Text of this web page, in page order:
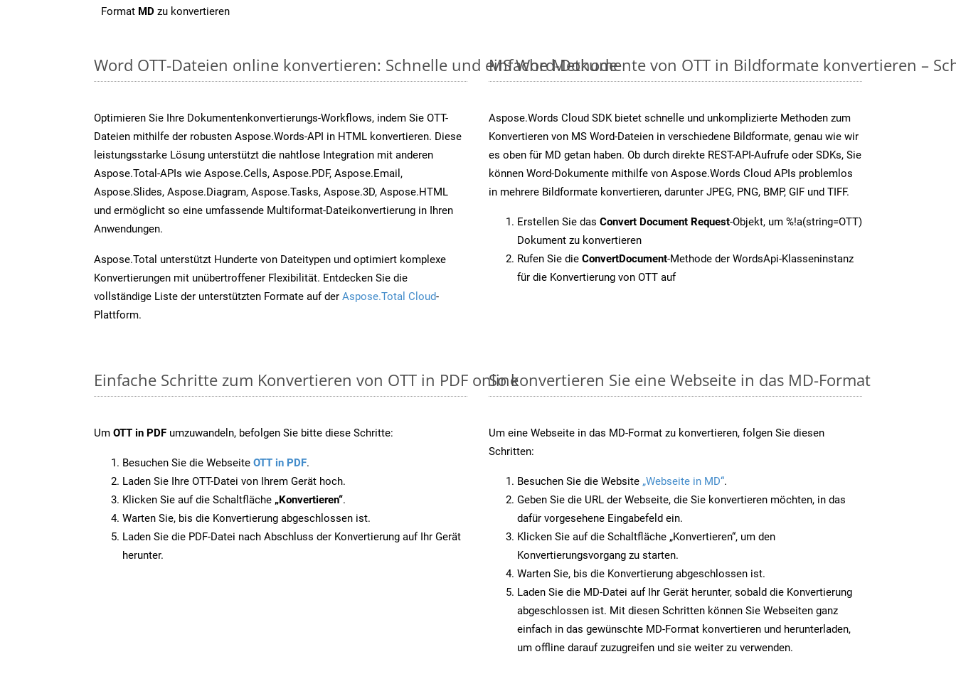
Format MD zu konvertieren
Word OTT-Dateien online konvertieren: Schnelle und einfache Methode
Optimieren Sie Ihre Dokumentenkonvertierungs-Workflows, indem Sie OTT-
Dateien mithilfe der robusten Aspose.Words-API in HTML konvertieren. Diese
leistungsstarke Lösung unterstützt die nahtlose Integration mit anderen
Aspose.Total-APIs wie Aspose.Cells, Aspose.PDF, Aspose.Email,
Aspose.Slides, Aspose.Diagram, Aspose.Tasks, Aspose.3D, Aspose.HTML
und ermöglicht so eine umfassende Multiformat-Dateikonvertierung in Ihren
Anwendungen.
Aspose.Total unterstützt Hunderte von Dateitypen und optimiert komplexe
Konvertierungen mit unübertroffener Flexibilität. Entdecken Sie die
vollständige Liste der unterstützten Formate auf der Aspose.Total Cloud-
Plattform.
MS Word-Dokumente von OTT in Bildformate konvertieren –
Aspose.Words Cloud SDK bietet schnelle und unkomplizierte Methoden zum
Konvertieren von MS Word-Dateien in verschiedene Bildformate, genau wie wir
es oben für MD getan haben. Ob durch direkte REST-API-Aufrufe oder SDKs, Sie
können Word-Dokumente mithilfe von Aspose.Words Cloud APIs problemlos
in mehrere Bildformate konvertieren, darunter JPEG, PNG, BMP, GIF und TIFF.
Erstellen Sie das Convert Document Request-Objekt, um %!a(string=OTT)
Dokument zu konvertieren
Rufen Sie die ConvertDocument-Methode der WordsApi-Klasseninstanz
für die Konvertierung von OTT auf
Einfache Schritte zum Konvertieren von OTT in PDF online
Um OTT in PDF umzuwandeln, befolgen Sie bitte diese Schritte:
Besuchen Sie die Webseite OTT in PDF.
Laden Sie Ihre OTT-Datei von Ihrem Gerät hoch.
Klicken Sie auf die Schaltfläche „Konvertieren“.
Warten Sie, bis die Konvertierung abgeschlossen ist.
Laden Sie die PDF-Datei nach Abschluss der Konvertierung auf Ihr Gerät
herunter.
So konvertieren Sie eine Webseite in das MD-Format
Um eine Webseite in das MD-Format zu konvertieren, folgen Sie diesen
Schritten:
Besuchen Sie die Website „Webseite in MD“.
Geben Sie die URL der Webseite, die Sie konvertieren möchten, in das
dafür vorgesehene Eingabefeld ein.
Klicken Sie auf die Schaltfläche „Konvertieren“, um den
Konvertierungsvorgang zu starten.
Warten Sie, bis die Konvertierung abgeschlossen ist.
Laden Sie die MD-Datei auf Ihr Gerät herunter, sobald die Konvertierung
abgeschlossen ist. Mit diesen Schritten können Sie Webseiten ganz
einfach in das gewünschte MD-Format konvertieren und herunterladen,
um offline darauf zuzugreifen und sie weiter zu verwenden.